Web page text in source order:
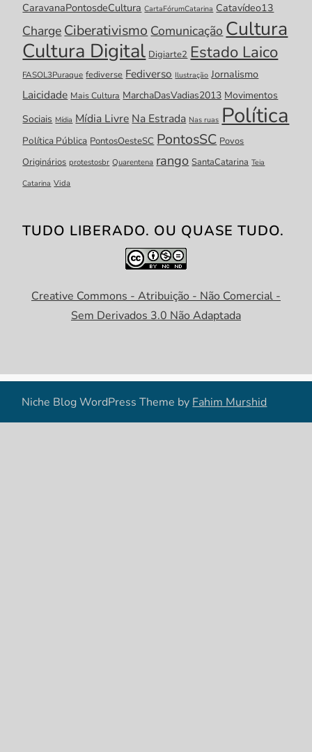
CaravanaPontosdeCultura CartaFórumCatarina Catavídeo13
Charge Ciberativismo Comunicação Cultura
Cultura Digital Digiarte2 Estado Laico
FASOL3Puraque fediverse Fediverso Ilustração Jornalismo
Laicidade Mais Cultura MarchaDasVadias2013 Movimentos
Sociais Mídia Mídia Livre Na Estrada Nas ruas Política
Política Pública PontosOesteSC PontosSC Povos
Originários protestosbr Quarentena rango SantaCatarina Teia
Catarina Vida
TUDO LIBERADO. OU QUASE TUDO.
Creative Commons - Atribuição - Não Comercial -
Sem Derivados 3.0 Não Adaptada
Niche Blog WordPress Theme by Fahim Murshid